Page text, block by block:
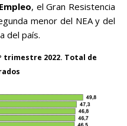
Empleo, el Gran Resistencia
menor del NEA y del
del país.
trimestre 2022. Total de